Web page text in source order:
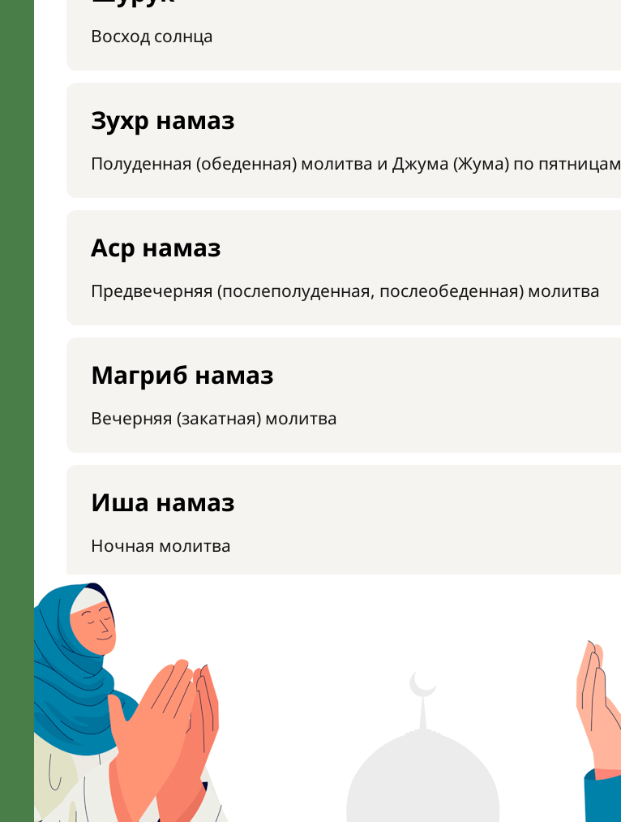
Восход солнца
Зухр намаз
Полуденная (обеденная) молитва и Джума (Жума) по пятницам
Аср намаз
Предвечерняя (послеполуденная, послеобеденная) молитва
Магриб намаз
Вечерняя (закатная) молитва
Иша намаз
Ночная молитва